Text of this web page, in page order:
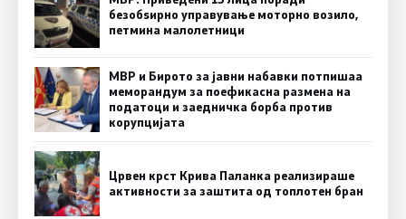
безобѕирно управување моторно возило,
петмина малолетници
МВР и Бирото за јавни набавки потпишаа
меморандум за поефикасна размена на
податоци и заедничка борба против
корупцијата
Црвен крст Крива Паланка реализираше
активности за заштита од топлотен бран